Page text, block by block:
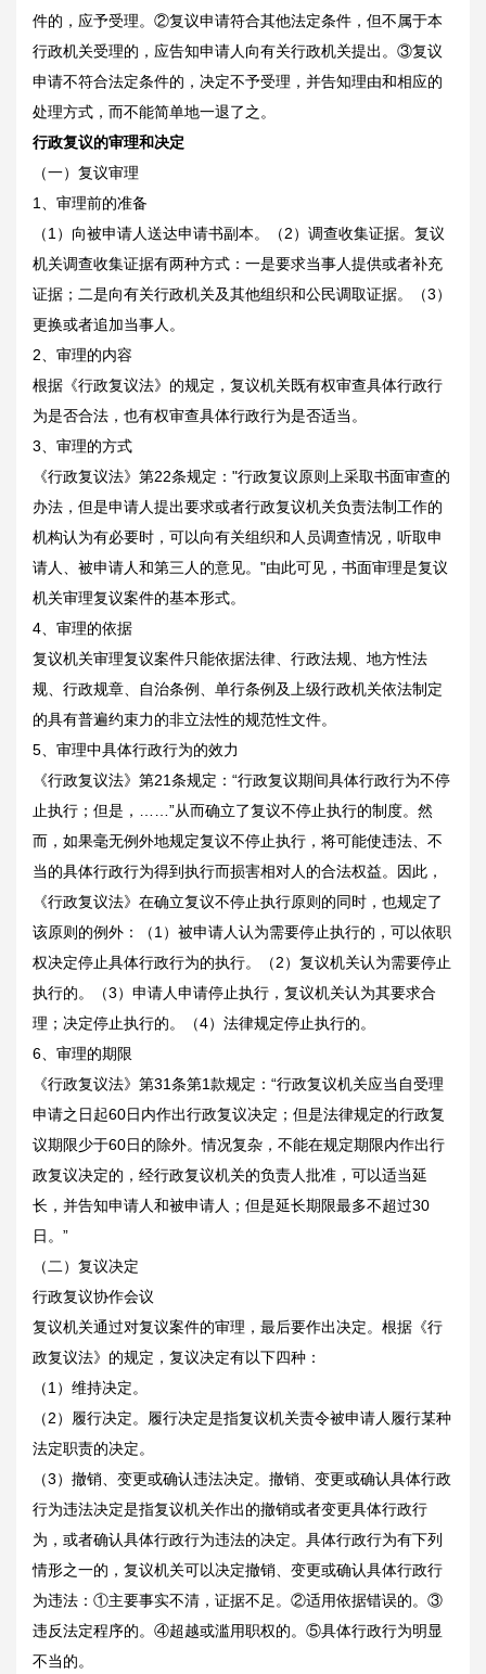
件的，应予受理。②复议申请符合其他法定条件，但不属于本
行政机关受理的，应告知申请人向有关行政机关提出。③复议
申请不符合法定条件的，决定不予受理，并告知理由和相应的
处理方式，而不能简单地一退了之。
行政复议的审理和决定
（一）复议审理
1、审理前的准备
（1）向被申请人送达申请书副本。（2）调查收集证据。复议
机关调查收集证据有两种方式：一是要求当事人提供或者补充
证据；二是向有关行政机关及其他组织和公民调取证据。（3）
更换或者追加当事人。
2、审理的内容
根据《行政复议法》的规定，复议机关既有权审查具体行政行
为是否合法，也有权审查具体行政行为是否适当。
3、审理的方式
《行政复议法》第22条规定："行政复议原则上采取书面审查的
办法，但是申请人提出要求或者行政复议机关负责法制工作的
机构认为有必要时，可以向有关组织和人员调查情况，听取申
请人、被申请人和第三人的意见。"由此可见，书面审理是复议
机关审理复议案件的基本形式。
4、审理的依据
复议机关审理复议案件只能依据法律、行政法规、地方性法
规、行政规章、自治条例、单行条例及上级行政机关依法制定
的具有普遍约束力的非立法性的规范性文件。
5、审理中具体行政行为的效力
《行政复议法》第21条规定：“行政复议期间具体行政行为不停
止执行；但是，……”从而确立了复议不停止执行的制度。然
而，如果毫无例外地规定复议不停止执行，将可能使违法、不
当的具体行政行为得到执行而损害相对人的合法权益。因此，
《行政复议法》在确立复议不停止执行原则的同时，也规定了
该原则的例外：（1）被申请人认为需要停止执行的，可以依职
权决定停止具体行政行为的执行。（2）复议机关认为需要停止
执行的。（3）申请人申请停止执行，复议机关认为其要求合
理；决定停止执行的。（4）法律规定停止执行的。
6、审理的期限
《行政复议法》第31条第1款规定：“行政复议机关应当自受理
申请之日起60日内作出行政复议决定；但是法律规定的行政复
议期限少于60日的除外。情况复杂，不能在规定期限内作出行
政复议决定的，经行政复议机关的负责人批准，可以适当延
长，并告知申请人和被申请人；但是延长期限最多不超过30
日。”
（二）复议决定
行政复议协作会议
复议机关通过对复议案件的审理，最后要作出决定。根据《行
政复议法》的规定，复议决定有以下四种：
（1）维持决定。
（2）履行决定。履行决定是指复议机关责令被申请人履行某种
法定职责的决定。
（3）撤销、变更或确认违法决定。撤销、变更或确认具体行政
行为违法决定是指复议机关作出的撤销或者变更具体行政行
为，或者确认具体行政行为违法的决定。具体行政行为有下列
情形之一的，复议机关可以决定撤销、变更或确认具体行政行
为违法：①主要事实不清，证据不足。②适用依据错误的。③
违反法定程序的。④超越或滥用职权的。⑤具体行政行为明显
不当的。